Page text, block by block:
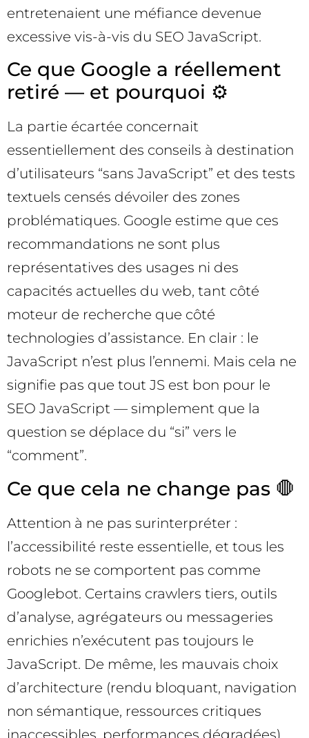
entretenaient une méfiance devenue
excessive vis-à-vis du SEO JavaScript.
Ce que Google a réellement
retiré — et pourquoi ⚙️
La partie écartée concernait
essentiellement des conseils à destination
d’utilisateurs “sans JavaScript” et des tests
textuels censés dévoiler des zones
problématiques. Google estime que ces
recommandations ne sont plus
représentatives des usages ni des
capacités actuelles du web, tant côté
moteur de recherche que côté
technologies d’assistance. En clair : le
JavaScript n’est plus l’ennemi. Mais cela ne
signifie pas que tout JS est bon pour le
SEO JavaScript — simplement que la
question se déplace du “si” vers le
“comment”.
Ce que cela ne change pas 🛑
Attention à ne pas surinterpréter :
l’accessibilité reste essentielle, et tous les
robots ne se comportent pas comme
Googlebot. Certains crawlers tiers, outils
d’analyse, agrégateurs ou messageries
enrichies n’exécutent pas toujours le
JavaScript. De même, les mauvais choix
d’architecture (rendu bloquant, navigation
non sémantique, ressources critiques
inaccessibles, performances dégradées)